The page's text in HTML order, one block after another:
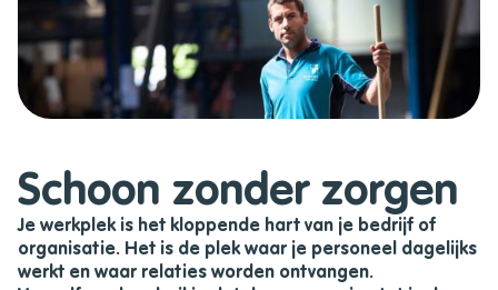
Schoon zonder zorgen
Je werkplek is het kloppende hart van je bedrijf of
organisatie. Het is de plek waar je personeel dagelijks
werkt en waar relaties worden ontvangen.